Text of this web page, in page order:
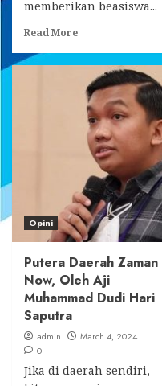
memberikan beasiswa...
Read MoreRead
Beasiswa
PT
Bayan,
Unikarta
Buka
Pintu
untuk
Putra
Putri
Kukar
Opini
Putera Daerah Zaman
Now, Oleh Aji
Muhammad Dudi Hari
Saputra
admin
March 4, 2024
0
Jika di daerah sendiri,